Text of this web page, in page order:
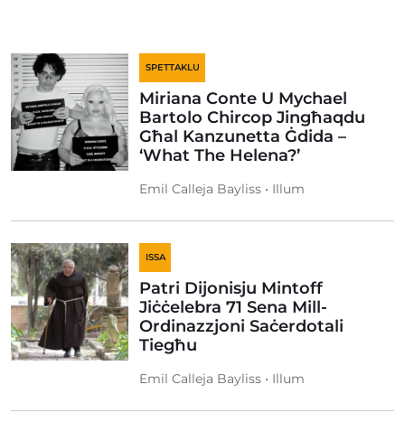
SPETTAKLU
Miriana Conte U Mychael
Bartolo Chircop Jingħaqdu
Għal Kanzunetta Ġdida –
‘What The Helena?’
Emil Calleja Bayliss • Illum
ISSA
Patri Dijonisju Mintoff
Jiċċelebra 71 Sena Mill-
Ordinazzjoni Saċerdotali
Tiegħu
Emil Calleja Bayliss • Illum